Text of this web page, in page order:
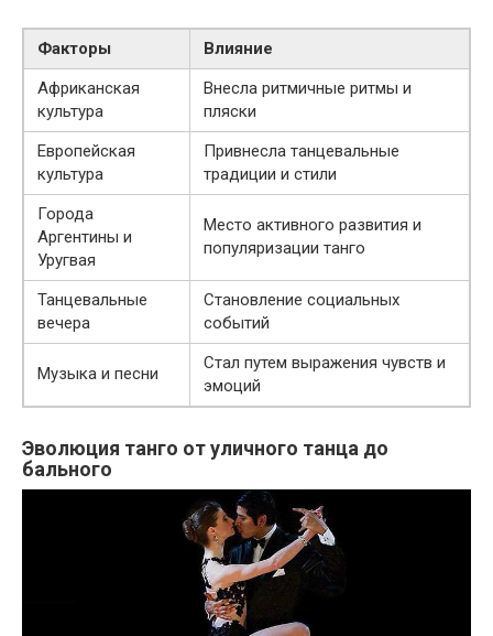
Факторы
Влияние
Африканская
культура
Внесла ритмичные ритмы и
пляски
Европейская
культура
Привнесла танцевальные
традиции и стили
Города
Аргентины и
Уругвая
Место активного развития и
популяризации танго
Танцевальные
вечера
Становление социальных
событий
Музыка и песни
Стал путем выражения чувств и
эмоций
Эволюция танго от уличного танца до
бального